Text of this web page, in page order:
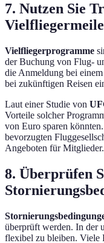
7. Nutzen Sie
Vielfliegerprogramme
der Buchung von Flug-
die Anmeldung bei
bei zukünftigen Reisen
Laut einer Studie von
Vorteile solcher
von Euro sparen
bevorzugten
Angeboten für Mitglieder.
8. Überprüfen
überprüft werden. In der
flexibel zu bleiben. Viele